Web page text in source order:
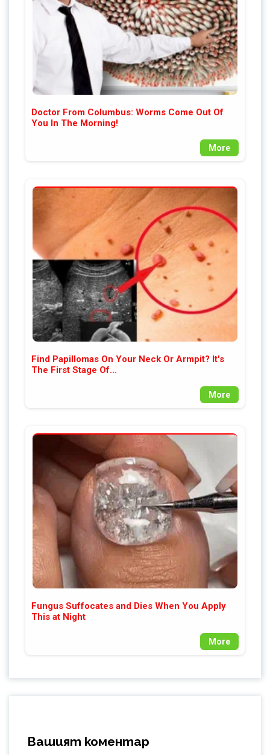
Doctor From Columbus: Worms Come Out Of
You In The Morning!
More
Find Papillomas On Your Neck Or Armpit? It's
The First Stage Of...
More
Fungus Suffocates and Dies When You Apply
This at Night
More
Вашият коментар